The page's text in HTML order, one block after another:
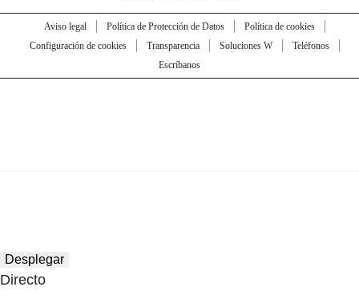
Aviso legal Política de Protección de Datos
Política de cookies
Configuración de cookies
Transparencia Soluciones W
Teléfonos
Escríbanos
Desplegar
Directo